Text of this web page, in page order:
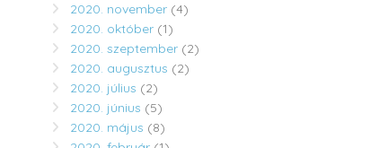
2020. november(4)
2020. október(1)
2020. szeptember(2)
2020. augusztus (2)
2020. július (2)
2020. június (5)
2020. május (8)